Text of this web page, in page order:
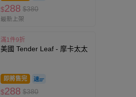
$288 $380
最新上架
滿1件9折
美國 Tender Leaf - 摩卡太太
即將售完
$288 $380